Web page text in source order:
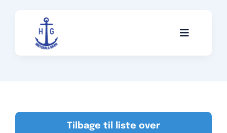
Toggle
Servicevirksomheder
Tilbage til liste over